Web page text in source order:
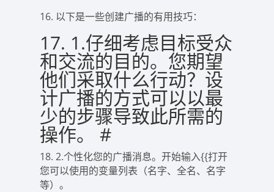
16. 以下是一些创建广播的有用技巧：
17. 1.仔细考虑目标受众
和交流的目的。您期望
他们采取什么行动？设
计广播的方式可以以最
少的步骤导致此所需的
操作。 #
18. 2.个性化您的广播消息。开始输入{{打开
您可以使用的变量列表（名字、全名、名字
等）。